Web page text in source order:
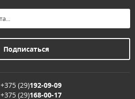
+375 (29)192-09-09
+375 (29)168-00-17